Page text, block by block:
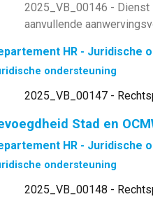
2025_VB_00146 -
aanvullende
HR - Juridische
ondersteuning
2025_VB_00147 -
Stad en
HR - Juridische
ondersteuning
2025_VB_00148 -